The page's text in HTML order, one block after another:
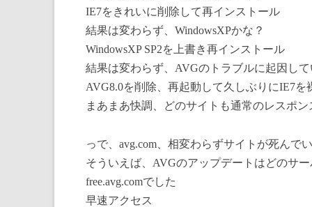
IE7をきれいに削除して再インストール
結果は変わらず、WindowsXPかな？
WindowsXP SP2を上書き再インストール
結果は変わらず、AVGのトラブルに起因し
AVG8.0を削除、再起動して久しぶりにIE7を
まあまあ快調、どのサイトも通常のレスポ
っで、avg.com、相変わらずサイトが死んで
そういえば、AVGのアップデートはどのサ
free.avg.comでした
早速アクセス